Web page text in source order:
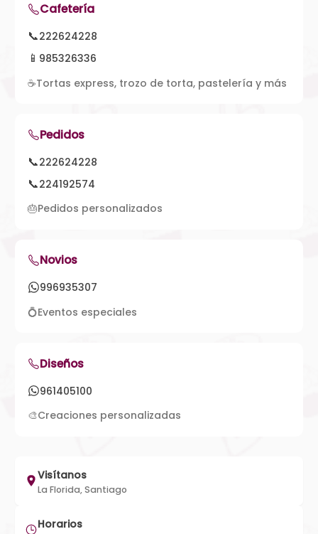
Cafetería
📞222624228
📱 985326336
☕Tortas express, trozo de torta, pastelería y más
Pedidos
📞222624228
📞224192574
🎂Pedidos personalizados
Novios
996935307
💍Eventos especiales
Diseños
961405100
🎨Creaciones personalizadas
Visítanos
La Florida, Santiago
Horarios